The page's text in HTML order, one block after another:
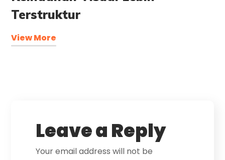
Terstruktur
View More
Leave a Reply
Your email address will not be